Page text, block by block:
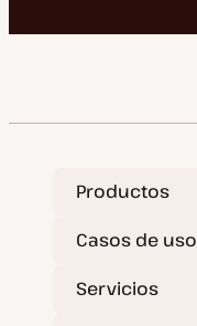
Productos
Casos de uso
Servicios